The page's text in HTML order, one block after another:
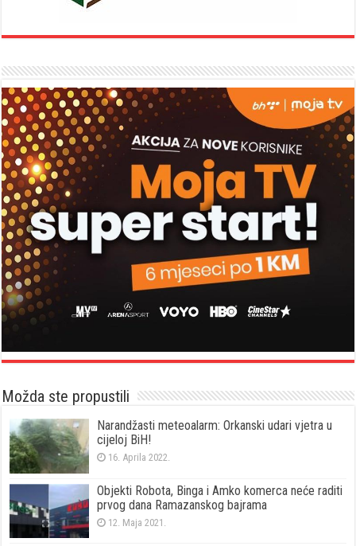
Možda ste propustili
Narandžasti meteoalarm: Orkanski udari vjetra u
cijeloj BiH!
16. Aprila 2022.
Objekti Robota, Binga i Amko komerca neće raditi
prvog dana Ramazanskog bajrama
12. Maja 2021.